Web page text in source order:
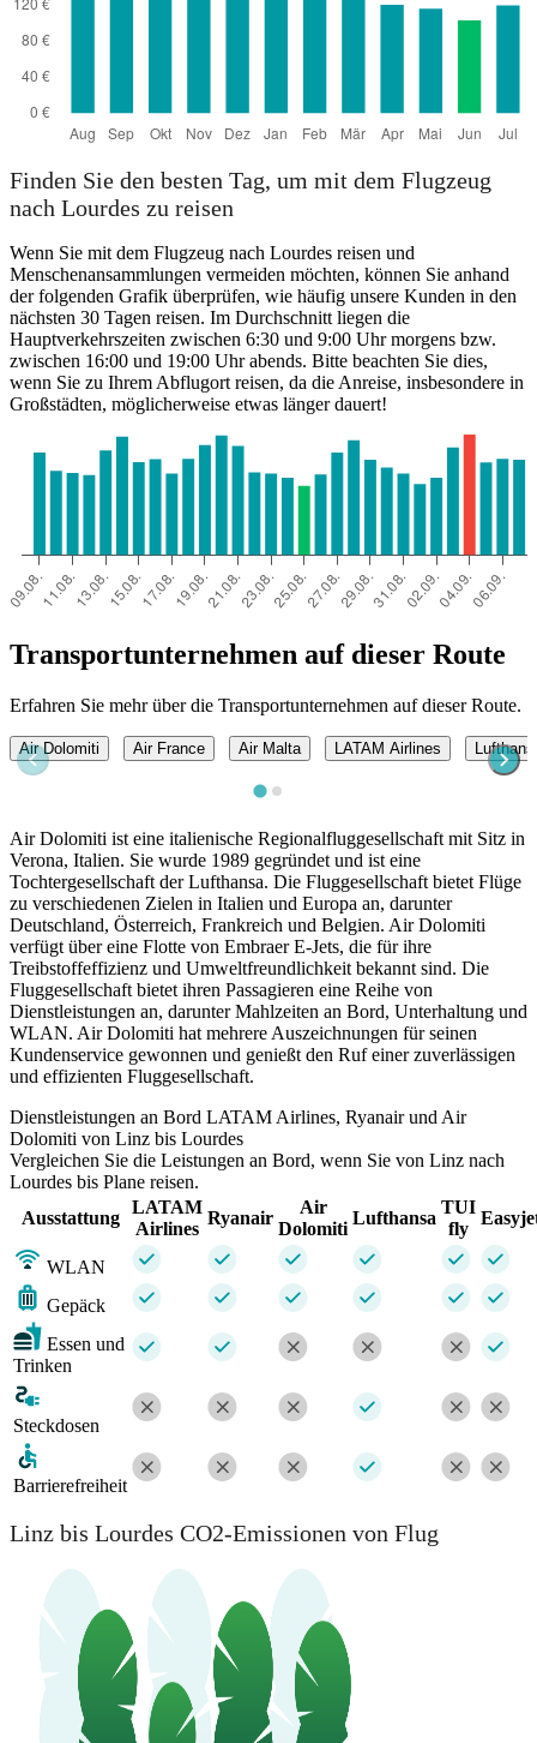
Finden Sie den besten Tag, um mit dem Flugzeug
nach Lourdes zu reisen
Wenn Sie mit dem Flugzeug nach Lourdes reisen und
Menschenansammlungen vermeiden möchten, können Sie anhand
der folgenden Grafik überprüfen, wie häufig unsere Kunden in den
nächsten 30 Tagen reisen. Im Durchschnitt liegen die
Hauptverkehrszeiten zwischen 6:30 und 9:00 Uhr morgens bzw.
zwischen 16:00 und 19:00 Uhr abends. Bitte beachten Sie dies,
wenn Sie zu Ihrem Abflugort reisen, da die Anreise, insbesondere in
Großstädten, möglicherweise etwas länger dauert!
Transportunternehmen auf dieser Route
Erfahren Sie mehr über die Transportunternehmen auf dieser Route.
Air Dolomiti Air France Air Malta LATAM Airlines
Air Dolomiti ist eine italienische Regionalfluggesellschaft mit Sitz in
Verona, Italien. Sie wurde 1989 gegründet und ist eine
Tochtergesellschaft der Lufthansa. Die Fluggesellschaft bietet Flüge
zu verschiedenen Zielen in Italien und Europa an, darunter
Deutschland, Österreich, Frankreich und Belgien. Air Dolomiti
verfügt über eine Flotte von Embraer E-Jets, die für ihre
Treibstoffeffizienz und Umweltfreundlichkeit bekannt sind. Die
Fluggesellschaft bietet ihren Passagieren eine Reihe von
Dienstleistungen an, darunter Mahlzeiten an Bord, Unterhaltung und
WLAN. Air Dolomiti hat mehrere Auszeichnungen für seinen
Kundenservice gewonnen und genießt den Ruf einer zuverlässigen
und effizienten Fluggesellschaft.
Dienstleistungen an Bord LATAM Airlines, Ryanair und Air
Dolomiti von Linz bis Lourdes
Vergleichen Sie die Leistungen an Bord, wenn Sie von Linz nach
Lourdes bis Plane reisen.
Ausstattung
LATAM
Airlines
Ryanair
Air
Dolomiti
Lufthansa
TUI
fly
WLAN
Gepäck
Essen und
Trinken
Steckdosen
Barrierefreiheit
Linz bis Lourdes CO2-Emissionen von Flug